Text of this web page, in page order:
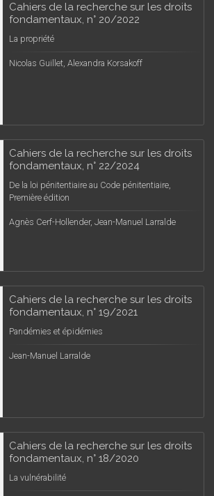
Cahiers de la recherche sur les droits
fondamentaux, n° 20/2022
La propriété
Nicolas Guillet, Alexandra Korsakoff
Cahiers de la recherche sur les droits
fondamentaux, n° 22/2024
De la loi pénitentiaire au Code pénitentiaire,
Première édition
Agnès Cerf-Hollender, Jean-Manuel Larralde
Cahiers de la recherche sur les droits
fondamentaux, n° 19/2021
Pandémies et épidémies
Jean-Manuel Larralde
Cahiers de la recherche sur les droits
fondamentaux, n° 18/2020
La vulnérabilité